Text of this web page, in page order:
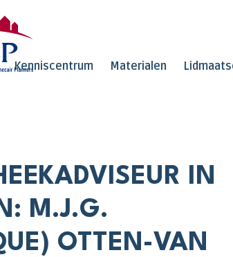
Kenniscentrum Materialen
IN
M.J.G.
OTTEN-VAN